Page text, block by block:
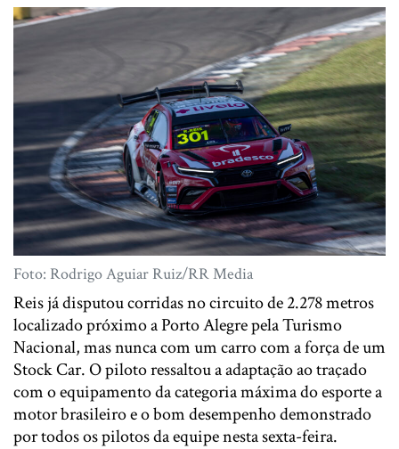
Foto: Rodrigo Aguiar Ruiz/RR Media
Reis já disputou corridas no circuito de 2.278 metros
localizado próximo a Porto Alegre pela Turismo
Nacional, mas nunca com um carro com a força de um
Stock Car. O piloto ressaltou a adaptação ao traçado
com o equipamento da categoria máxima do esporte a
motor brasileiro e o bom desempenho demonstrado
por todos os pilotos da equipe nesta sexta-feira.